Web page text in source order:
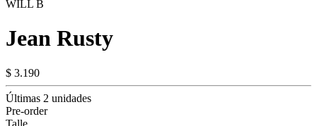
WILL B
Jean Rusty
$ 3.190
Últimas 2 unidades
Pre-order
Talle